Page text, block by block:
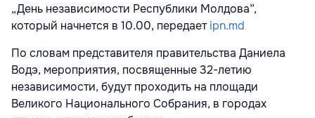
„День независимости Республики Молдова”,
который начнется в 10.00, передаетipn.md
По словам представителя правительства Даниела
Водэ, мероприятия, посвященные 32-летию
независимости, будут проходить на площади
Великого Национального Собрания, в городах